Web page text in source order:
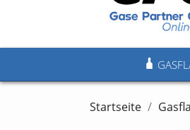
Startseite